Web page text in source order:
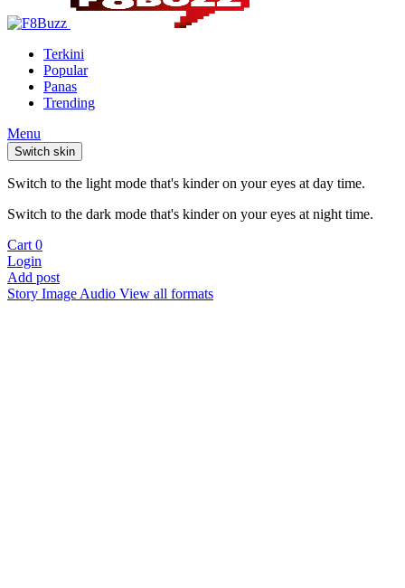
Terkini
Popular
Panas
Trending
Menu
Switch skin
Switch to the light mode that's kinder on your eyes at day time.
Switch to the dark mode that's kinder on your eyes at night time.
Cart 0
Login
Add post
Story Image Audio View all formats